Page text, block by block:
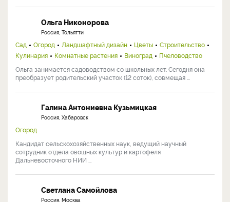
Ольга Никонорова
Россия, Тольятти
Сад Огород Ландшафтный дизайн Цветы
Строительство
Кулинария
Комнатные растения Виноград
Пчеловодство
Ольга занимается садоводством со школьных лет. Сегодня она
преобразует родительский участок (12 соток), совмещая ...
Галина Антониевна Кузьмицкая
Россия, Хабаровск
Огород
Кандидат сельскохозяйственных наук, ведущий научный
сотрудник отдела овощных культур и картофеля
Дальневосточного НИИ ...
Светлана Самойлова
Россия, Москва